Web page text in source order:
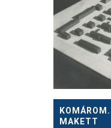
MAKETT